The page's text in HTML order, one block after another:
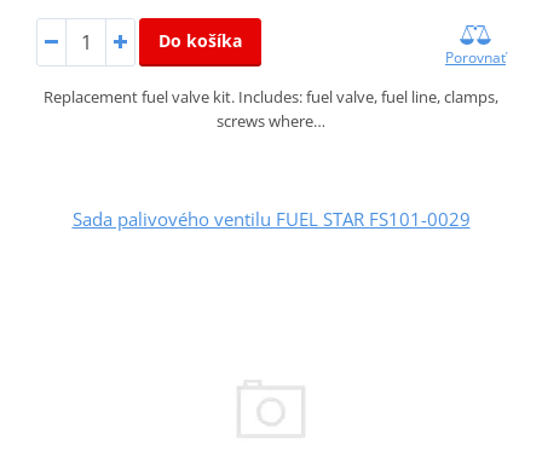
Do košíka
Porovnať
Replacement fuel valve kit. Includes: fuel valve, fuel line, clamps,
screws where…
Sada palivového ventilu FUEL STAR FS101-0029